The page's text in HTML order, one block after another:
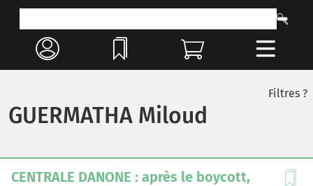
GUERMATHA Miloud
Filtres ?
CENTRALE DANONE : après le boycott,